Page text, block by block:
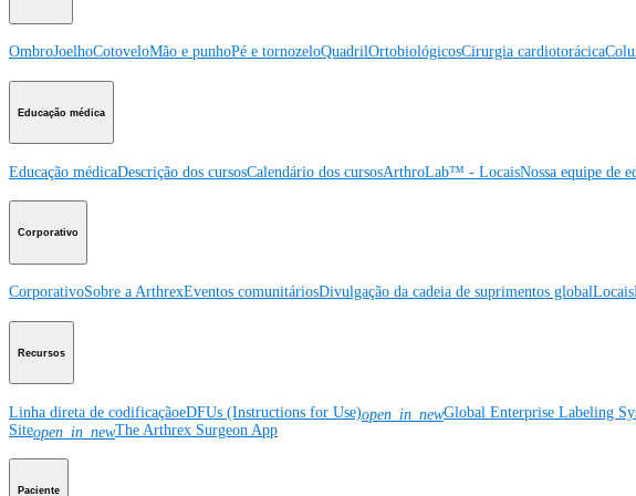
OmbroJoelhoCotoveloMão e punhoPé e tornozeloQuadrilOrtobiológicosCirurgia cardiotorácica
Educação médica
Educação médicaDescrição dos cursosCalendário dos cursosArthroLab™ - LocaisNossa equipe de
Corporativo
CorporativoSobre a ArthrexEventos comunitáriosDivulgação da cadeia de suprimentos globalLocais
Recursos
Linha direta de codificaçãoeDFUs (Instructions for Use)open_in_newGlobal Enterprise Labeling
Siteopen_in_newThe Arthrex Surgeon App
Paciente